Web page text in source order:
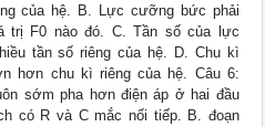
của hệ. B. Lực cưỡng bức phải
trị F0 nào đó. C. Tần số của lực
tần số riêng của hệ. D. Chu kì
hơn chu kì riêng của hệ. Câu 6:
sớm pha hơn điện áp ở hai đầu
có R và C mắc nối tiếp. B. đoạn